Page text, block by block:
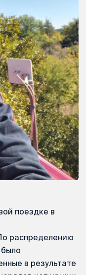
поездке в
распределению
в результате